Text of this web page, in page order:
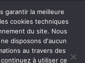
garantir la meilleure
cookies techniques
du site. Nous
disposons d'aucun
au travers des
à utiliser ce